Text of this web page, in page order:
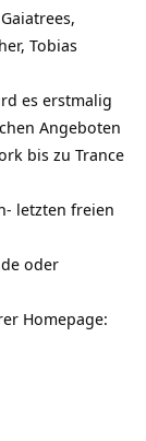
Tobias
es erstmalig
Angeboten
bis zu Trance
letzten freien
oder
Homepage: